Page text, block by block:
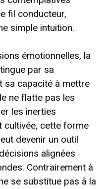
fil conducteur,
simple intuition.
émotionnelles, la
par sa
sa capacité à mettre
ne flatte pas les
les inerties
cultivée, cette forme
devenir un outil
alignées
Contrairement à
se substitue pas à la